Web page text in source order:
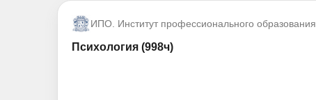
ИПО. Институт профессионального образования
Психология (998ч)